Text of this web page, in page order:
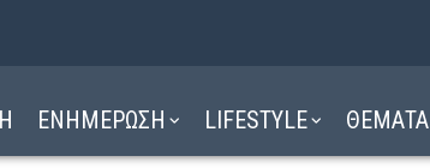
ΕΝΗΜΕΡΩΣΗ LIFESTYLE ΘΕΜΑΤΑ